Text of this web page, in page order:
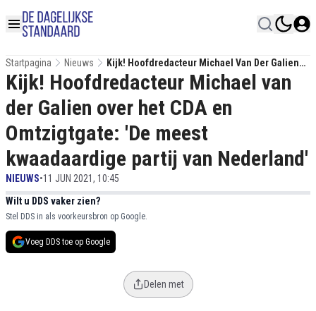
Startpagina Nieuws
Kijk! Hoofdredacteur Michael Van Der Galien
Over Het CDA En Omtzigtgate: 'De Meest
Kwaadaardige Partij Van Nederland'
Kijk! Hoofdredacteur Michael van
der Galien over het CDA en
Omtzigtgate: 'De meest
kwaadaardige partij van Nederland'
NIEUWS•11 JUN 2021, 10:45
Wilt u DDS vaker zien?
Stel DDS in als voorkeursbron op Google.
Voeg DDS toe op Google
Delen met